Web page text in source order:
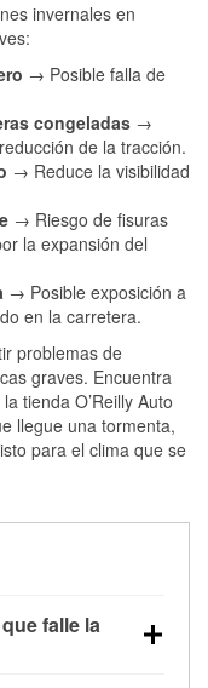
invernales en
→ Posible falla de
congeladas →
de la tracción.
→ Reduce la visibilidad
→ Riesgo de fisuras
la expansión del
→ Posible exposición a
en la carretera.
problemas de
graves. Encuentra
tienda O’Reilly Auto
llegue una tormenta,
para el clima que se
falle la